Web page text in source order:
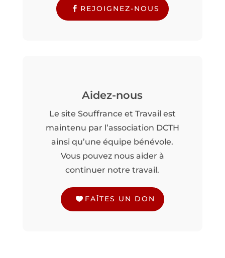
REJOIGNEZ-NOUS
Aidez-nous
Le site Souffrance et Travail est
maintenu par l’association DCTH
ainsi qu’une équipe bénévole.
Vous pouvez nous aider à
continuer notre travail.
FAÎTES UN DON